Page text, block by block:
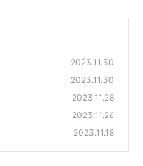
2023.11.30
2023.11.30
2023.11.28
2023.11.26
2023.11.18